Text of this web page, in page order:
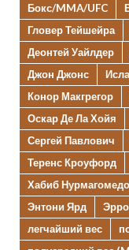
Бокс/MMA/UFC
Гловер Тейшейра
Деонтей Уайлдер
Джон Джонс
Конор Макгрегор
Оскар Де Ла Хойя
Сергей Павлович
Теренс Кроуфорд
Хабиб
Энтони Ярд
легчайший вес